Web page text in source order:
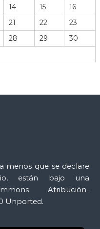
14 15
16
21 22
23
28 29
30
menos que se declare
están bajo una
Atribución-
Unported.